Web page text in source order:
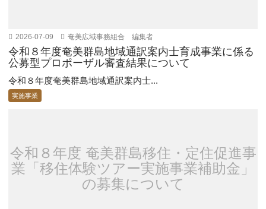
2026-07-09 奄美広域事務組合 編集者
令和８年度奄美群島地域通訳案内士育成事業に係る
公募型プロポーザル審査結果について
令和８年度奄美群島地域通訳案内士...
実施事業
令和８年度 奄美群島移住・定住促進事
業「移住体験ツアー実施事業補助金」
の募集について